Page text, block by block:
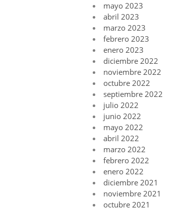
mayo 2023
abril 2023
marzo 2023
febrero 2023
enero 2023
diciembre 2022
noviembre 2022
octubre 2022
septiembre 2022
julio 2022
junio 2022
mayo 2022
abril 2022
marzo 2022
febrero 2022
enero 2022
diciembre 2021
noviembre 2021
octubre 2021